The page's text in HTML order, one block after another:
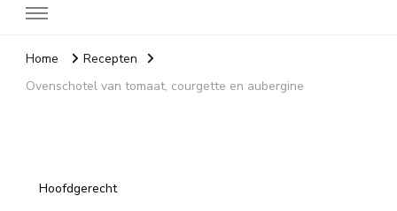
Home
Recepten
Ovenschotel van tomaat, courgette en aubergine
Hoofdgerecht